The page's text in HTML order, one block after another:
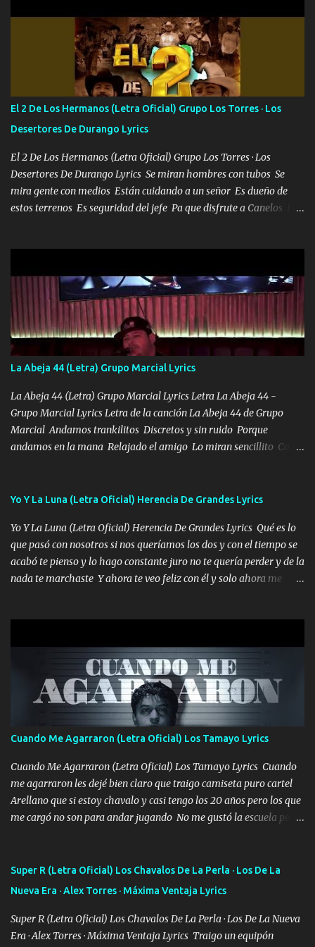
camisa es color Verde y peleam0s la Bandera por todita a la ciudad
con los drones patrullando la Frontera De Tijuana Bulevares
Bellas Artes me ve en las blancas ya hace falta mi APA FLACO
verde se le extraña pa que sepan Aquí Pura GENTE DE LA RANA 🐸
POR CLAVE ES EL CALI 4 EN LA CIUDAD TIJUANA Música Al
tirante andamos mi carnal atento a cualquier necesidad no porque
se ve limpio el camino nos confiamos al andar y nunca con la
misma piedra me vuelvo a tropezar Cuando ando de enamorado
en corto me tiró a per...
El 2 De Los Hermanos (Letra Oficial) Grupo Los Torres · Los
Desertores De Durango Lyrics
El 2 De Los Hermanos (Letra Oficial) Grupo Los Torres · Los
Desertores De Durango Lyrics Se miran hombres con tubos Se
mira gente con medios Están cuidando a un señor Es dueño de
estos terrenos Es seguridad del jefe Pa que disfrute a Canelos Es
ni tampoco las mujeres porque es platica de grandes por eso hay
que estar alegres doy las instrucciones para atender los deberes
Música Si es que salta algún problema de confianza tengo gente
ahí está el Hombre Cuarenta y también Pariente 7 arreglan
cualquier problema no más es cuestión que ordené NOS HACE
FALTA UN HERMANO DE CLAVE ERA EL 24 SIEMPRE FUE UN
HOMBRE VALIENTE POR ALGO M'URIÓ PELEAND0 SIEMPRE
VIO POR LA FAMILIA PARA QUE SIGA EL LEGADO Es el DOS de
los HERMANOS un cerebro inteligente y com...
La Abeja 44 (Letra) Grupo Marcial Lyrics
La Abeja 44 (Letra) Grupo Marcial Lyrics Letra La Abeja 44 -
Grupo Marcial Lyrics Letra de la canción La Abeja 44 de Grupo
Marcial Andamos trankilitos Discretos y sin ruido Porque
andamos en la mana Relajado el amigo Lo miran sencillito Con
diamante lo que me cuelgan en el cuello (Chorus) Y cuando
Un gallardo me prendo Para agarrar el vuelo y la mente y
tranquilizando Tomense un buen trago Y así es como empezamos
los versos que voy cantando (Music) A vido alta y bajas La carreta
se atora Pero nunca le aflojamos Ya me han pasado cosas Y
Yo Y La Luna (Letra Oficial) Herencia De Grandes Lyrics
Yo Y La Luna (Letra Oficial) Herencia De Grandes Lyrics Qué es lo
que pasó con nosotros si nos queríamos los dos y con el tiempo se
acabó te pienso y lo hago constante juro no te quería perder y de la
nada te marchaste Y ahora te veo feliz con él y solo ahora me
pero eso ya no va a pasar me perderé en la soledad Porque me
mirabas bonito si yo no fui el final feliz el final fue triste pa mí Y
duele no tenerte aquí sabiendo que moría por ti yo y la luna
cantamos y por ti nos embriagamos Quién sabe qué será de mí si
contigo fui muy feliz a lo mejor no lloró pero muy en el fondo te
adoro
Cuando Me Agarraron (Letra Oficial) Los Tamayo Lyrics
Cuando Me Agarraron (Letra Oficial) Los Tamayo Lyrics Cuando
me agarraron les dejé bien claro que traigo camiseta puro cartel
Arellano que si estoy chavalo y casi tengo los 20 años pero los que
me cargó no son para andar jugando No me gustó la escuela pero
firme el legado que si como me llamó varios ya se han preguntado
Yo Soy El De Las Pacas Sobrino Del Brazo Armad0 Con mi Glock
mando un abrazo andamos al cien Choritas también Música
Ando en la colonia bien acelerado traigo un M2 que nunca me ha
Super R (Letra Oficial) Los Chavalos De La Perla · Los De La
Nueva Era · Alex Torres · Máxima Ventaja Lyrics
Super R (Letra Oficial) Los Chavalos De La Perla · Los De La Nueva
Era · Alex Torres · Máxima Ventaja Lyrics Traigo un equipón